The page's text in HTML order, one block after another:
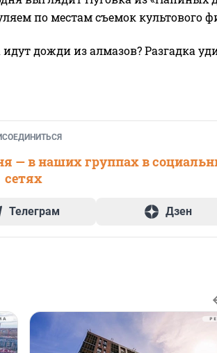
по местам съемок культового
дожди из алмазов? Разгадка
— в наших группах в
сетях
Телеграм Дзен